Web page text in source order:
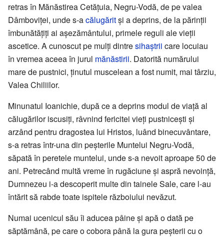
retras în Mănăstirea Cetățuia, Negru-Vodă, de pe valea
Dâmboviței, unde s-acălugăritși a deprins, de la părinții
îmbunătățiți ai așezământului, primele reguli ale vieții
ascetice. A cunoscut pe mulți dintresihaștrii care locuiau
în vremea aceea în jurul mănăstirii. Datorită numărului
mare de pustnici, ținutul muscelean a fost numit, mai târziu,
Valea Chiliilor.
Minunatul Ioanichie, după ce a deprins modul de viață al
călugărilor iscusiți, râvnind fericitei vieți pustnicești și
arzând pentru dragostea lui Hristos, luând binecuvântare,
s-a retras într-una din peșterile Muntelui Negru-Vodă,
săpată în peretele muntelui, unde s-a nevoit aproape 50 de
ani. Petrecând multă vreme în rugăciune și aspră nevoință,
Dumnezeu i-a descoperit multe din tainele Sale, care l-au
întărit să rabde toate ispitele războiului nevăzut.
Numai ucenicul său îi aducea pâine și apă o dată pe
săptămână, pe care o cobora până la gura peșterii cu o